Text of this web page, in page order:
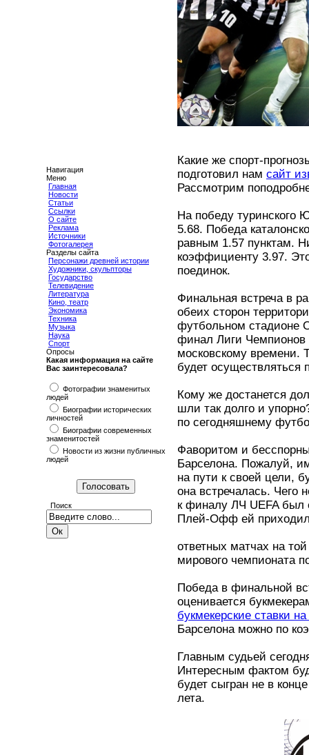
Навигация
Меню
Главная
Новости
Статьи
Ссылки
О сайте
Реклама
Источники
Фотогалерея
Разделы сайта
Персонажи древней истории
Художники, скульпторы
Государство
Телевидение
Литература
Кино, театр
Экономика
Техника
Музыка
Наука
Спорт
Опросы
Какая информация на сайте
Вас заинтересовала?
Фотографии знаменитых
людей
Биографии исторических
личностей
Биографии современных
знаменитостей
Новости из жизни публичных
людей
Поиск
Какие же спорт-
подготовил нам сайт
Рассмотрим
На победу туринского
5.68. Победа
равным 1.57 пунктам.
коэффициенту 3.97.
поединок.
Финальная встреча в
обеих сторон
футбольном стадионе
финал Лиги Чемпионов
московскому времени.
будет
Кому же достанется
шли так долго и
по сегодняшнему
Фаворитом и
Барселона. Пожалуй,
на пути к своей цели,
она встречалась. Чего
к финалу ЛЧ UEFA был
Плей-Офф ей
ответных матчах на
мирового чемпионата
Победа в финальной
оценивается
букмекерские ставки
Барселона можно по
Главным судьей
Интересным фактом
будет сыгран не в
лета.